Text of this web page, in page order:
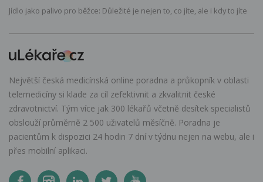
Jídlo jako palivo pro běžce: Důležité je nejen to, co jíte, ale i kdy to jíte
Největší česká medicínská online poradna a průkopník v oblasti
telemedicíny si klade za cíl zefektivnit a zkvalitnit české
zdravotnictví. Tým více jak 300 lékařů včetně desítek specialistů
obslouží průměrně 2 500 uživatelů měsíčně. Poradna je
pacientům k dispozici 24 hodin 7 dní v týdnu nejen na webu, ale i
přes mobilní aplikaci.